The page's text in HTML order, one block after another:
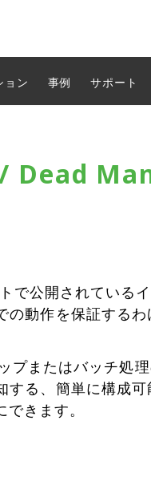
ョン 事例 サポート
Dead
公開されている
の動作を保証する
またはバッチ処
する、簡単に構成
きます。